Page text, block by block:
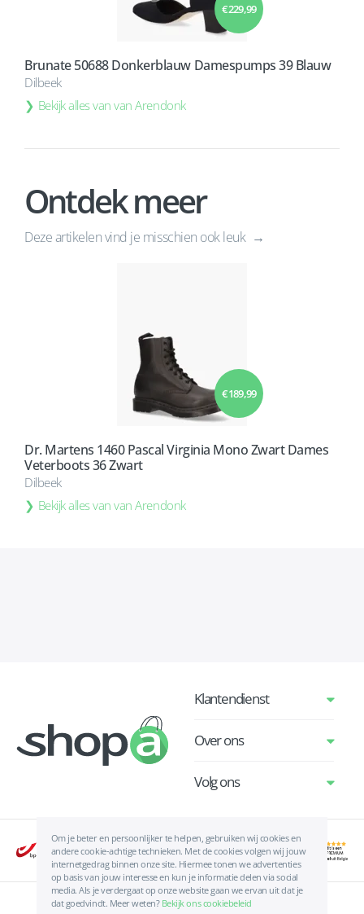
€ 229,99
Brunate 50688 Donkerblauw Damespumps 39 Blauw
Dilbeek
Bekijk alles van van Arendonk
€ 189,99
Dr. Martens 1460 Pascal Virginia Mono Zwart Dames
Veterboots 36 Zwart
Dilbeek
Bekijk alles van van Arendonk
Ontdek meer
Deze artikelen vind je misschien ook leuk
Om je beter en persoonlijker te helpen, gebruiken wij cookies en
andere cookie-achtige technieken. Met de cookies volgen wij jouw
internetgedrag binnen onze site. Hiermee tonen we advertenties
op basis van jouw interesse en kun je informatie delen via social
media. Als je verdergaat op onze website gaan we ervan uit dat je
dat goedvindt. Meer weten? Bekijk ons cookiebeleid
Klantendienst
Over ons
Volg ons
Algemene voorwaarden | Privacyverklaring